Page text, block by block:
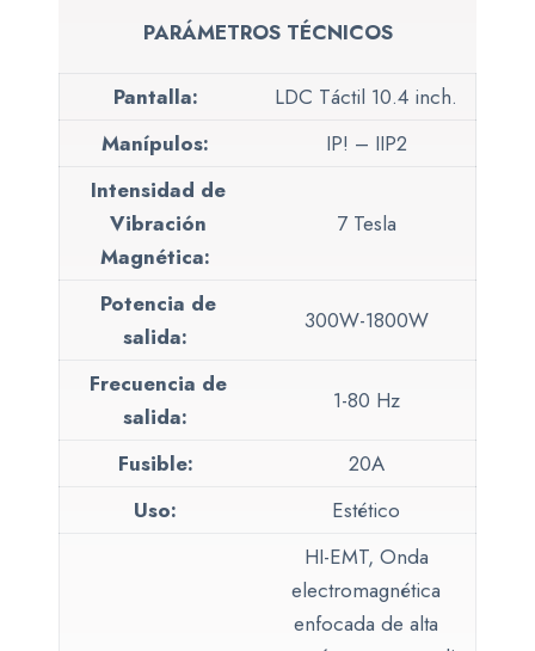
PARÁMETROS TÉCNICOS
Pantalla:
LDC Táctil 10.4 inch.
Manípulos:
IP! – IIP2
Intensidad de
Vibración
Magnética:
7 Tesla
Potencia de
salida:
300W-1800W
Frecuencia de
salida:
1-80 Hz
Fusible:
20A
Uso:
Estético
HI-EMT, Onda
electromagnética
enfocada de alta